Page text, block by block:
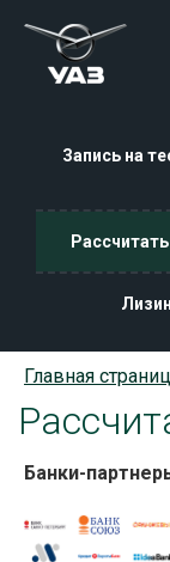
Запись на
Главная
Банки-